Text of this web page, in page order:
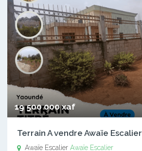
19 500 000 xaf
Terrain A vendre Awaïe Escalier
Awaïe Escalier Awaïe Escalier